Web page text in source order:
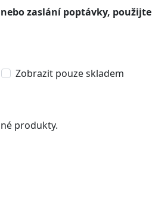
zaslání poptávky, použijte
Zobrazit pouze skladem
produkty.